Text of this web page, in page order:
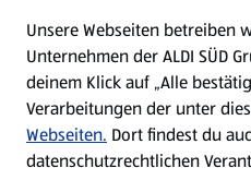
Nachhaltigkeit
Karriere
Unsere Webseiten betreiben
Unternehmen der ALDI SÜD
deinem Klick auf „Alle
Verarbeitungen der unter
Webseiten. Dort findest du
datenschutzrechtlichen